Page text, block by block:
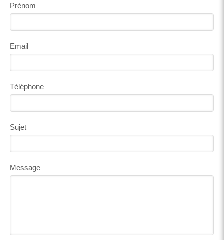
Prénom
Email
Téléphone
Sujet
Message